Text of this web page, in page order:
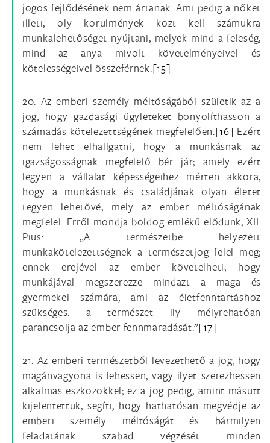
jogos fejlődésének nem ártanak. Ami pedig a nőket
illeti, oly körülmények közt kell számukra
munkalehetőséget nyújtani, melyek mind a feleség,
mind az anya mivolt követelményeivel és
kötelességeivel összeférnek.[15]
20. Az emberi személy méltóságából születik az a
jog, hogy gazdasági ügyleteket bonyolíthasson a
számadás kötelezettségének megfelelően.[16] Ezért
nem lehet elhallgatni, hogy a munkásnak az
igazságosságnak megfelelő bér jár; amely ezért
legyen a vállalat képességeihez mérten akkora,
hogy a munkásnak és családjának olyan életet
tegyen lehetővé, mely az ember méltóságának
megfelel. Erről mondja boldog emlékű elődünk, XII.
Pius: „A természetbe helyezett
munkakötelezettségnek a természetjog felel meg;
ennek erejével az ember követelheti, hogy
munkájával megszerezze mindazt a maga és
gyermekei számára, ami az életfenntartáshoz
szükséges: a természet ily mélyrehatóan
parancsolja az ember fennmaradását.”[17]
21. Az emberi természetből levezethető a jog, hogy
magánvagyona is lehessen, vagy ilyet szerezhessen
alkalmas eszközökkel; ez a jog pedig, amint másutt
kijelentettük, segíti, hogy hathatósan megvédje az
emberi személy méltóságát és bármilyen
feladatának szabad végzését minden